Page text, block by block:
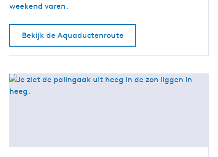
r
weekend varen.
Bekijk de Aquaductenroute